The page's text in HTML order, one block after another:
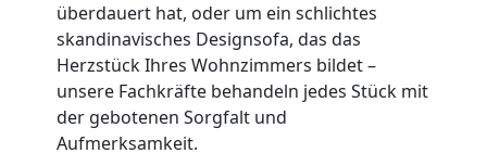
überdauert hat, oder um ein schlichtes
skandinavisches Designsofa, das das
Herzstück Ihres Wohnzimmers bildet –
unsere Fachkräfte behandeln jedes Stück mit
der gebotenen Sorgfalt und
Aufmerksamkeit.
Klaviertransport
Leonding